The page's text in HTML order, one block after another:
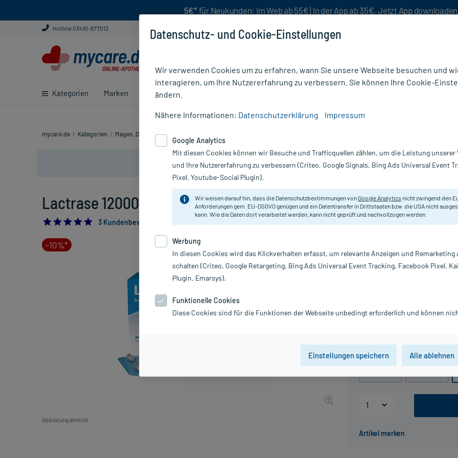
5€* für Neukunden: Im Web ab 55€ | In der App ab 35€. Jetzt App downloaden
Hotline 03491-877012
Kategorien Marken Ratgeber
mycare.de / Kategorien / Magen, Darm & Verdauung
Nur für kurze Zeit:Gratis-Versand* ab 19€ Mindestbestellwert!
Lactrase 12000 FCC Kapseln, 150 St
5.0
3 Kundenbewertungen*
-10%*
Abbildung ähnlich
25,65 € UVP 28,50 € 257
Lactrase
Nahrungsergänzungsmittel mit
PZN:
Hersteller:
Datenschutz- und Cookie-Einstellungen
Wir verwenden Cookies um zu erfahren, wann Sie unsere Webseite besuchen und
interagieren, um Ihre Nutzererfahrung zu verbessern. Sie können Ihre Cookie-
ändern.
Nähere Informationen: Datenschutzerklärung Impressum
Google Analytics
Mit diesen Cookies können wir Besuche und Trafficquellen zählen, um die Leistung unserer
und Ihre Nutzererfahrung zu verbessern (Criteo, Google Signals, Bing Ads Universal Event
Pixel, Youtube-Social Plugin).
Wir weisen darauf hin, dass die Datenschutzbestimmungen vonGoogle Analytics nicht zwingend den
Anforderungen gem. EU-DSGVO genügen und ein Datentransfer in Drittstaaten bzw. die USA nicht
kann. Wie die Daten dort verarbeitet werden, kann nicht geprüft und nachvollzogen werden.
Werbung
In diesen Cookies wird das Klickverhalten erfasst, um relevante Anzeigen und Remarketing
schalten (Criteo, Google Retargeting, Bing Ads Universal Event Tracking, Facebook Pixel,
Plugin, Emarsys).
Funktionelle Cookies
Diese Cookies sind für die Funktionen der Webseite unbedingt erforderlich und können
Einstellungen speichern Alle ablehnen